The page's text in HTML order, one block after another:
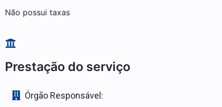
Não possui taxas
Prestação do serviço
Órgão Responsável: